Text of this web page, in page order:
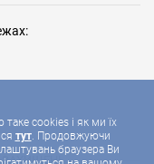
cookies і як ми їх
тут. Продовжуючи
браузера Ви
ЗАХИЩЕНІ